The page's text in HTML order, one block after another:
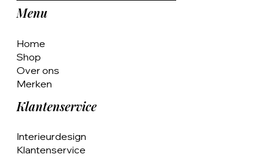
Menu
Home
Shop
Over ons
Merken
Klantenservice
Interieurdesign
Klantenservice